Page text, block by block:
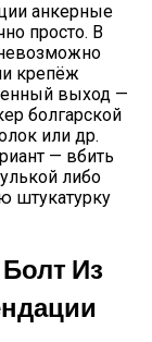
анкерные
просто. В
невозможно
крепёж
выход —
болгарской
или др.
— вбить
либо
штукатурку
Из